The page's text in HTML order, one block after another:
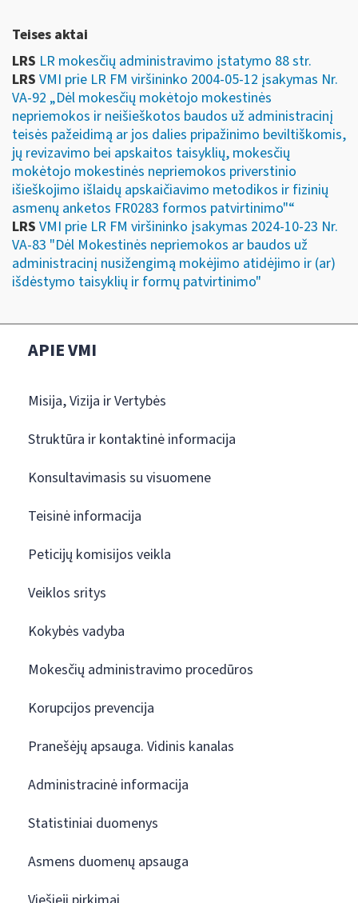
Teises aktai
LRS LR mokesčių administravimo įstatymo 88 str.
LRS VMI prie LR FM viršininko 2004-05-12 įsakymas Nr.
VA-92 „Dėl mokesčių mokėtojo mokestinės
nepriemokos ir neišieškotos baudos už administracinį
teisės pažeidimą ar jos dalies pripažinimo beviltiškomis,
jų revizavimo bei apskaitos taisyklių, mokesčių
mokėtojo mokestinės nepriemokos priverstinio
išieškojimo išlaidų apskaičiavimo metodikos ir fizinių
asmenų anketos FR0283 formos patvirtinimo"“
LRS VMI prie LR FM viršininko įsakymas 2024-10-23 Nr.
VA-83 "Dėl Mokestinės nepriemokos ar baudos už
administracinį nusižengimą mokėjimo atidėjimo ir (ar)
išdėstymo taisyklių ir formų patvirtinimo"
APIE VMI
Misija, Vizija ir Vertybės
Struktūra ir kontaktinė informacija
Konsultavimasis su visuomene
Teisinė informacija
Peticijų komisijos veikla
Veiklos sritys
Kokybės vadyba
Mokesčių administravimo procedūros
Korupcijos prevencija
Pranešėjų apsauga. Vidinis kanalas
Administracinė informacija
Statistiniai duomenys
Asmens duomenų apsauga